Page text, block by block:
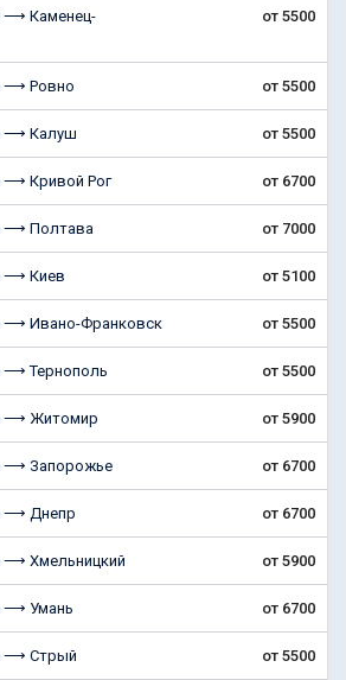
⟶ Каменец-
от 5500
⟶ Ровно от 5500
⟶ Калуш от 5500
⟶ Кривой Рог от 6700
⟶ Полтава от 7000
⟶ Киев от 5100
⟶ Ивано-Франковск от 5500
⟶ Тернополь от 5500
⟶ Житомир от 5900
⟶ Запорожье от 6700
⟶ Днепр от 6700
⟶ Хмельницкий от 5900
⟶ Умань от 6700
⟶ Стрый от 5500